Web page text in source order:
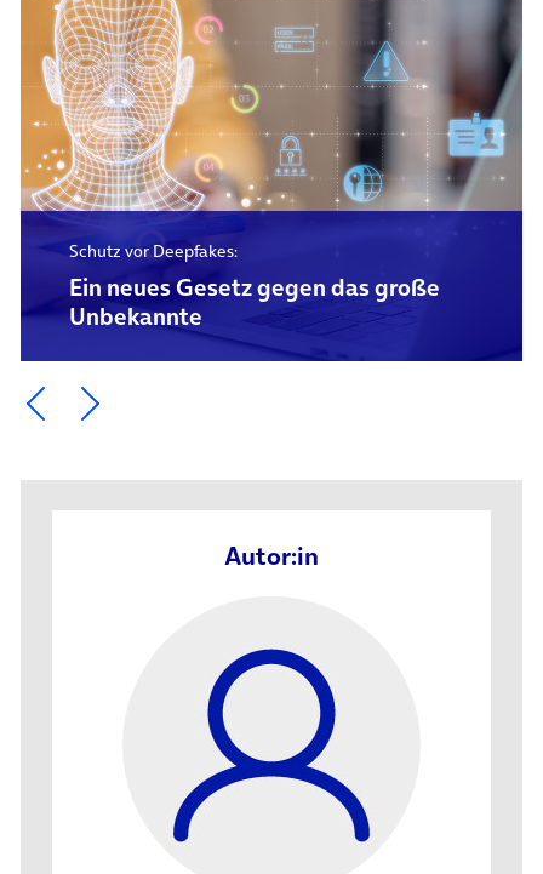
Schutz vor Deepfakes:
Ein neues Gesetz gegen das große
Unbekannte
Ein Element zurück blättern
Ein Element weiter blättern
Autor:in